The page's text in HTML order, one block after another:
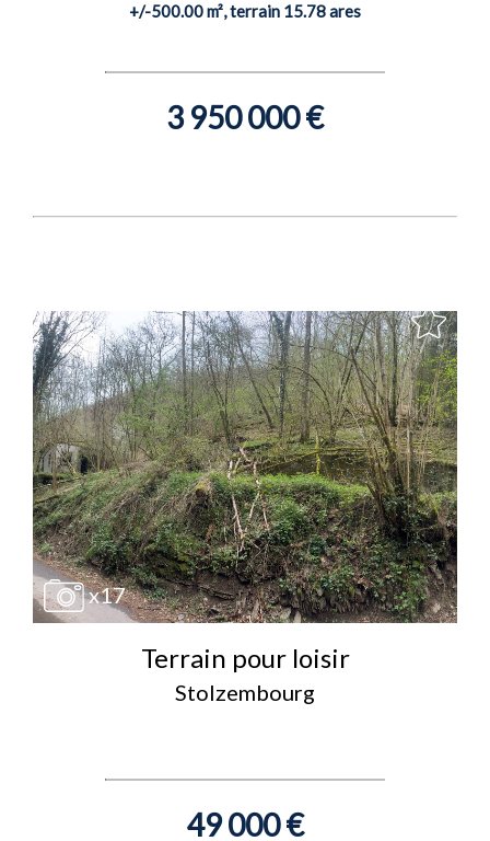
+/-500.00 m², terrain 15.78 ares
3 950 000 €
x17
Terrain pour loisir
Stolzembourg
49 000 €